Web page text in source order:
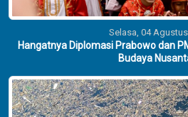
Selasa, 04
Hangatnya Diplomasi Prabowo dan
Budaya